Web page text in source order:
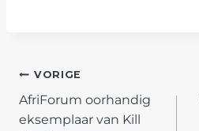
POST
NAVIGATION
VORIGE
AfriForum oorhandig
eksemplaar van Kill